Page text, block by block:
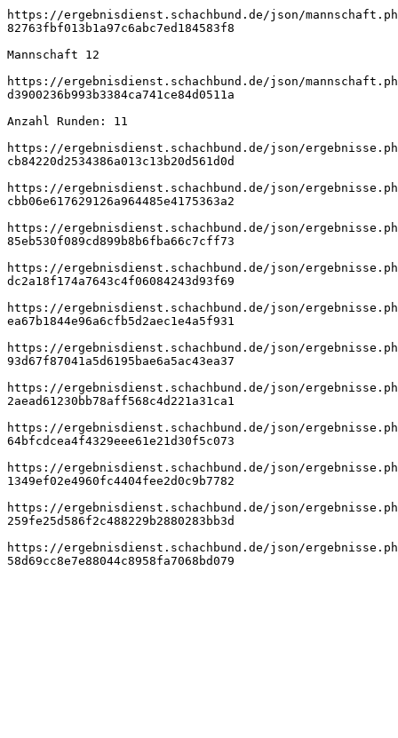
https://ergebnisdienst.schachbund.de/json/
82763fbf013b1a97c6abc7ed184583f8
Mannschaft 12
https://ergebnisdienst.schachbund.de/json/
d3900236b993b3384ca741ce84d0511a
Anzahl Runden: 11
https://ergebnisdienst.schachbund.de/json/
cb84220d2534386a013c13b20d561d0d
https://ergebnisdienst.schachbund.de/json/
cbb06e617629126a964485e4175363a2
https://ergebnisdienst.schachbund.de/json/
85eb530f089cd899b8b6fba66c7cff73
https://ergebnisdienst.schachbund.de/json/
dc2a18f174a7643c4f06084243d93f69
https://ergebnisdienst.schachbund.de/json/
ea67b1844e96a6cfb5d2aec1e4a5f931
https://ergebnisdienst.schachbund.de/json/
93d67f87041a5d6195bae6a5ac43ea37
https://ergebnisdienst.schachbund.de/json/
2aead61230bb78aff568c4d221a31ca1
https://ergebnisdienst.schachbund.de/json/
64bfcdcea4f4329eee61e21d30f5c073
https://ergebnisdienst.schachbund.de/json/
1349ef02e4960fc4404fee2d0c9b7782
https://ergebnisdienst.schachbund.de/json/
259fe25d586f2c488229b2880283bb3d
https://ergebnisdienst.schachbund.de/json/
58d69cc8e7e88044c8958fa7068bd079